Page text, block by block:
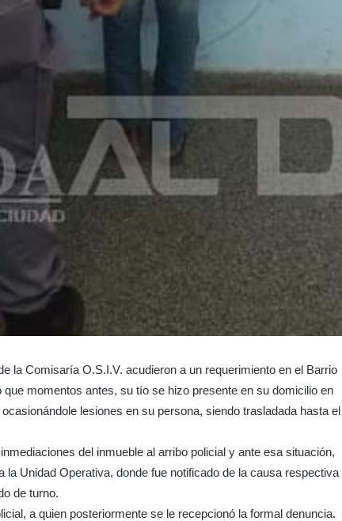
la Comisaría O.S.I.V. acudieron a un requerimiento en el Barrio
momentos antes, su tío se hizo presente en su domicilio en
lesiones en su persona, siendo trasladada hasta el
del inmueble al arribo policial y ante esa situación,
la Unidad Operativa, donde fue notificado de la causa respectiva
de turno.
a quien posteriormente se le recepcionó la formal denuncia.